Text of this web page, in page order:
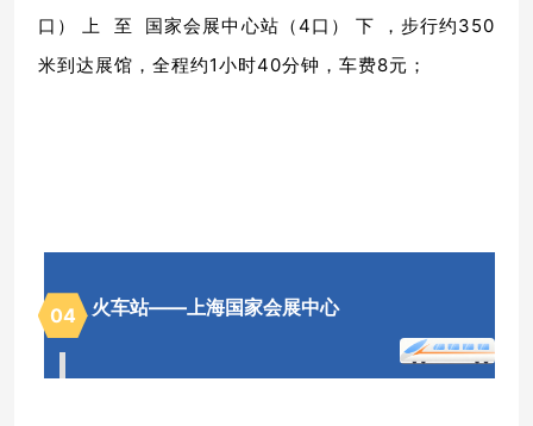
口） 上 至 国家会展中心站（4口） 下 ，步行约350
米到达展馆，全程约1小时40分钟，车费8元；
04 火车站——上海国家会展中心